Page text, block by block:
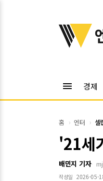
위키트리
menu 경제
홈 엔터 셀
'21세
배민지 기자
작성일 2026-05-